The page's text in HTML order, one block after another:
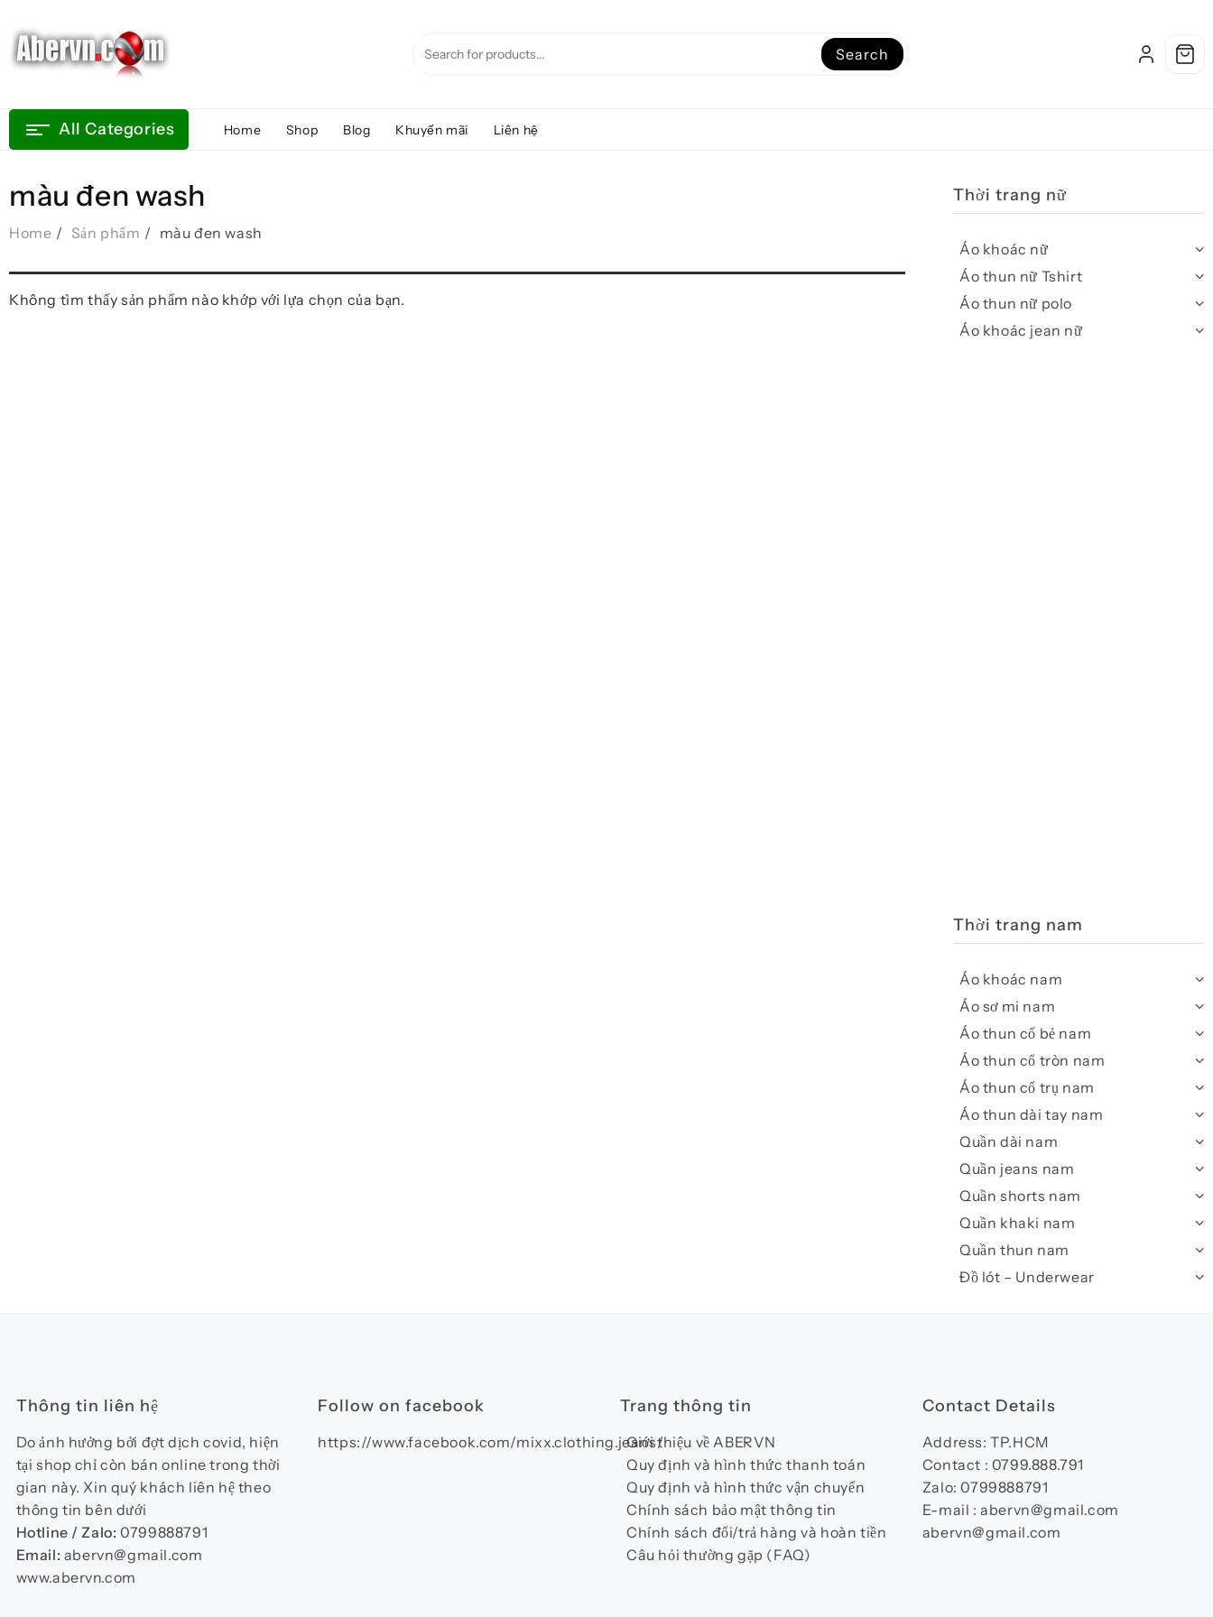
content
Search
All Categories Home Shop Blog Khuyến mãi Liên hệ
Thời trang nữ
Áo khoác nữ
Áo thun nữ Tshirt
Áo thun nữ polo
Áo khoác jean nữ
Thời trang nam
Áo khoác nam
Áo sơ mi nam
Áo thun cổ bẻ nam
Áo thun cổ tròn nam
Áo thun cổ trụ nam
Áo thun dài tay nam
Quần dài nam
Quần jeans nam
Quần shorts nam
Quần khaki nam
Quần thun nam
Đồ lót – Underwear
màu đen wash
Home Sản phẩm màu đen wash
Không tìm thấy sản phẩm nào khớp với lựa chọn của bạn.
Thông tin liên hệ
Do ảnh hưởng bởi đợt dịch covid, hiện
tại shop chỉ còn bán online trong thời
gian này. Xin quý khách liên hệ theo
thông tin bên dưới
Hotline / Zalo:0799888791
Email: abervn@gmail.com
www.abervn.com
Follow on facebook
https://www.facebook.com/mixx.clothing.jeans/
Trang thông tin
Giới thiệu về ABERVN
Quy định và hình thức thanh toán
Quy định và hình thức vận chuyển
Chính sách bảo mật thông tin
Chính sách đổi/trả hàng và hoàn tiền
Câu hỏi thường gặp (FAQ)
Contact Details
Address: TP.HCM
Contact : 0799.888.791
Zalo: 0799888791
E-mail : abervn@gmail.com
abervn@gmail.com